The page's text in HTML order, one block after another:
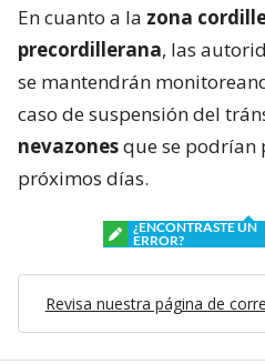
En cuanto a la zona
precordillerana, las
se mantendrán
caso de suspensión del
nevazonesque se podrían
próximos días.
¿ENCONTRASTE UN
ERROR?
Revisa nuestra página de